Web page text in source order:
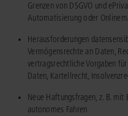
Grenzen von DSGVO und
Automatisierung oder
Herausforderungen
Vermögensrechte an Daten,
vertragsrechtliche Vorgaben
Daten, Kartellrecht,
Neue Haftungsfragen, z. B.
autonomes Fahren